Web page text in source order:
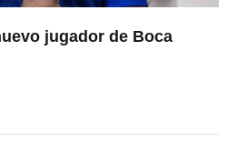
jugador de Boca